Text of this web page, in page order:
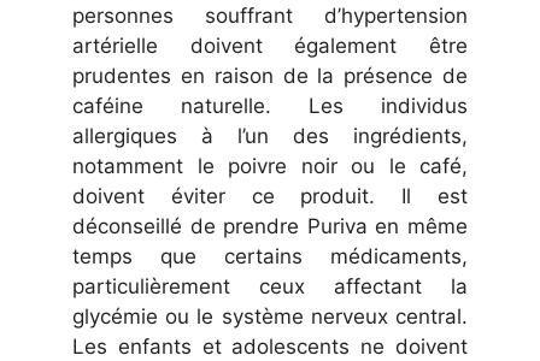
personnes souffrant d’hypertension
artérielle doivent également être
prudentes en raison de la présence de
caféine naturelle. Les individus
allergiques à l’un des ingrédients,
notamment le poivre noir ou le café,
doivent éviter ce produit. Il est
déconseillé de prendre Puriva en même
temps que certains médicaments,
particulièrement ceux affectant la
glycémie ou le système nerveux central.
Les enfants et adolescents ne doivent